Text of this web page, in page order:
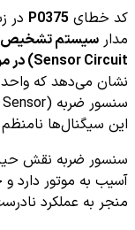
کد خطای P0375 در
مدار
Sensor Circuit) در موتور
این سیگنال‌ها
سنسور ضربه نقش
آسیب به موتور دارد
منجر به عملکرد